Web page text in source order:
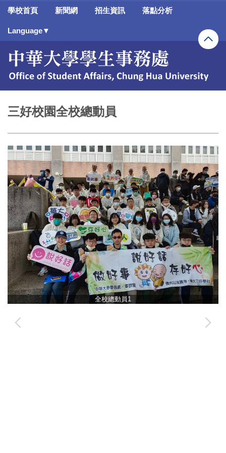
跳
主
容
區
學校首頁 新聞網 招生資訊 落點分析
Language▼
三好校園全校總動員
全校總動員1